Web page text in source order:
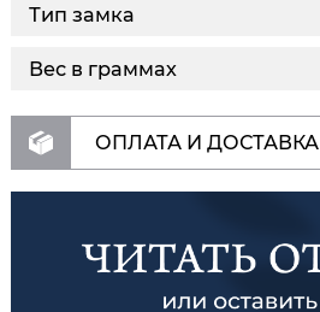
Тип замка
Вес в граммах
ОПЛАТА И ДОСТАВКА